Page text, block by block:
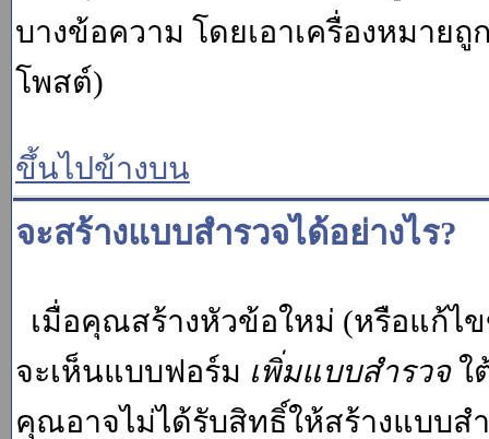
บางข้อความ โดยเอาเครื่องหมาย
โพสต์)
ขึ้นไปข้างบน
จะสร้างแบบสำรวจได้อย่างไร?
เมื่อคุณสร้างหัวข้อใหม่ (หรือแก้
จะเห็นแบบฟอร์ม เพิ่มแบบสำรวจใ
คุณอาจไม่ได้รับสิทธิ์ให้สร้างแบบส